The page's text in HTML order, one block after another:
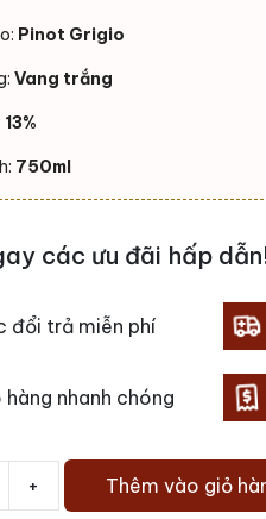
Pinot Grigio
Vang trắng
13%
750ml
các ưu đãi hấp
đổi trả miễn phí
hàng nhanh chóng
+ Thêm vào giỏ